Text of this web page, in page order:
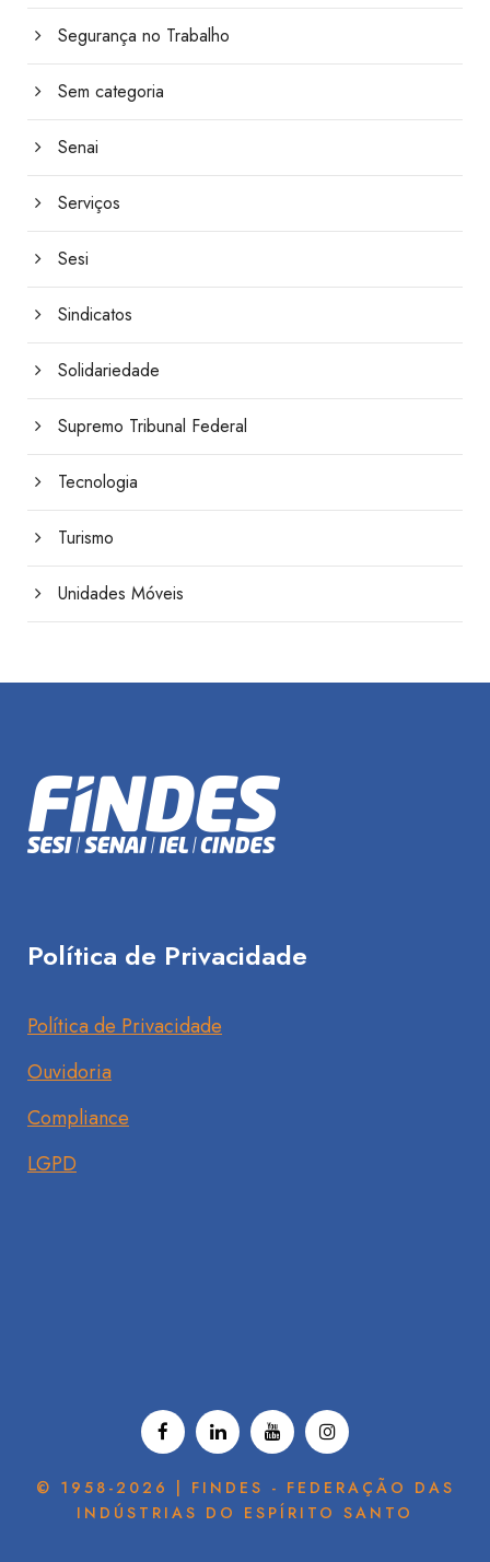
Segurança no Trabalho
Sem categoria
Senai
Serviços
Sesi
Sindicatos
Solidariedade
Supremo Tribunal Federal
Tecnologia
Turismo
Unidades Móveis
Política de Privacidade
Política de Privacidade
Ouvidoria
Compliance
LGPD
© 1958-2026 | FINDES - FEDERAÇÃO DAS
INDÚSTRIAS DO ESPÍRITO SANTO